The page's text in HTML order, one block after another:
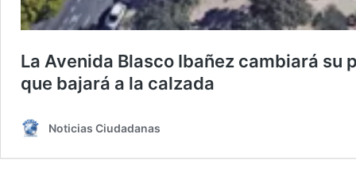
La Avenida Blasco Ibañez cambiará
que bajará a la calzada
Noticias Ciudadanas